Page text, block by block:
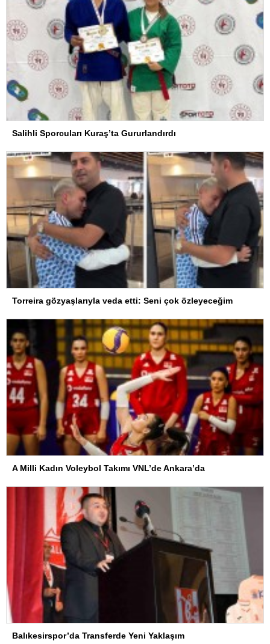
Salihli Sporcuları Kuraş’ta Gururlandırdı
Torreira gözyaşlarıyla veda etti: Seni çok özleyeceğim
A Milli Kadın Voleybol Takımı VNL’de Ankara’da
Balıkesirspor’da Transferde Yeni Yaklaşım